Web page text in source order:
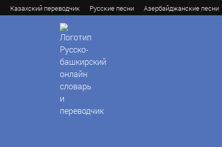
Казахский переводчик Русские песни Азербайджанские песни